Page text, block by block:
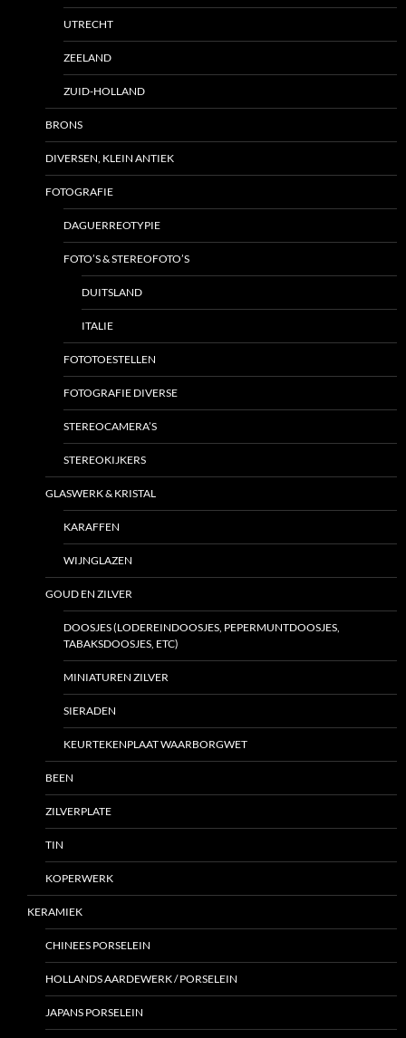
UTRECHT
ZEELAND
ZUID-HOLLAND
BRONS
DIVERSEN, KLEIN ANTIEK
FOTOGRAFIE
DAGUERREOTYPIE
FOTO’S & STEREOFOTO’S
DUITSLAND
ITALIE
FOTOTOESTELLEN
FOTOGRAFIE DIVERSE
STEREOCAMERA’S
STEREOKIJKERS
GLASWERK & KRISTAL
KARAFFEN
WIJNGLAZEN
GOUD EN ZILVER
DOOSJES (LODEREINDOOSJES, PEPERMUNTDOOSJES,
TABAKSDOOSJES, ETC)
MINIATUREN ZILVER
SIERADEN
KEURTEKENPLAAT WAARBORGWET
BEEN
ZILVERPLATE
TIN
KOPERWERK
KERAMIEK
CHINEES PORSELEIN
HOLLANDS AARDEWERK / PORSELEIN
JAPANS PORSELEIN